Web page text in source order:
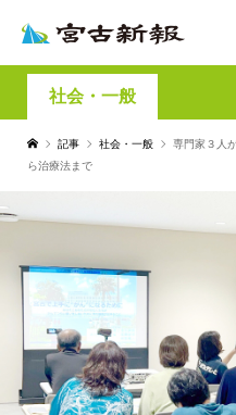
社会・一般
記事 社会・一般
専門家３人
ら治療法まで